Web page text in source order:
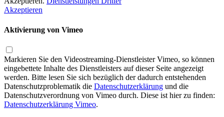
Akzeptieren
Aktivierung von Vimeo
Markieren Sie den Videostreaming-Dienstleister Vimeo, so können
eingebettete Inhalte des Dienstleisters auf dieser Seite angezeigt
werden. Bitte lesen Sie sich bezüglich der dadurch entstehenden
Datenschutzproblematik die Datenschutzerklärung und die
Datenschutzverordnung von Vimeo durch. Diese ist hier zu finden:
Datenschutzerklärung Vimeo.